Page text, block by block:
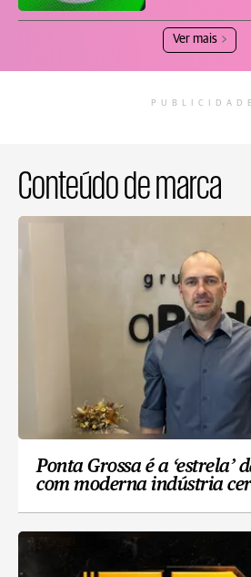
Ver mais
PUBLICIDADE
Conteúdo de marca
Ponta Grossa é a ‘estrela’
com moderna indústria